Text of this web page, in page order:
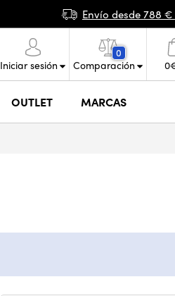
Envío desde 788
Iniciar sesión
0
Comparación 0
OUTLET MARCAS